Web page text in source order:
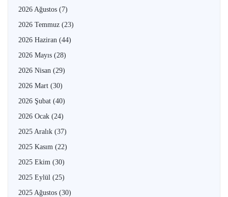
2026 Ağustos (7)
2026 Temmuz (23)
2026 Haziran (44)
2026 Mayıs (28)
2026 Nisan (29)
2026 Mart (30)
2026 Şubat (40)
2026 Ocak (24)
2025 Aralık (37)
2025 Kasım (22)
2025 Ekim (30)
2025 Eylül (25)
2025 Ağustos (30)